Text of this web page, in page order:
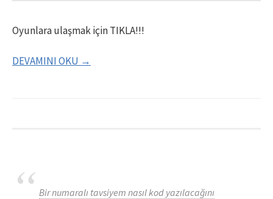
Oyunlara ulaşmak için TIKLA!!!
DEVAMINI OKU →
Bir numaralı tavsiyem nasıl kod yazılacağını